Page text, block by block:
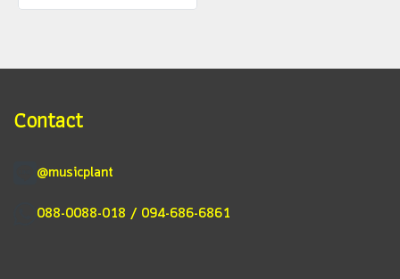
Contact
@musicplant
088-0088-018 / 094-686-6861